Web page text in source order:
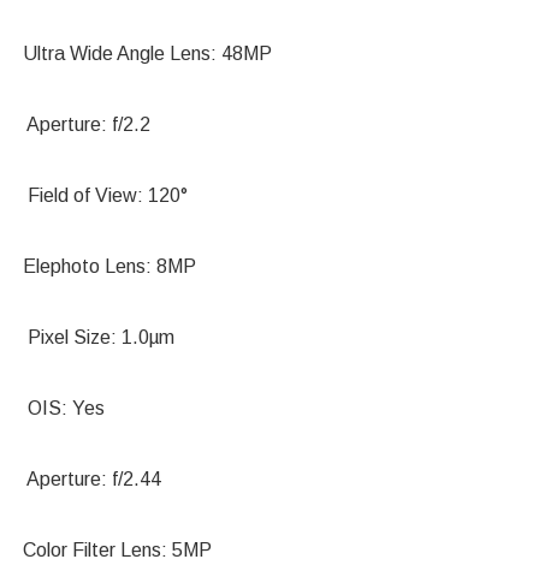
Ultra Wide Angle Lens: 48MP
Aperture: f/2.2
Field of View: 120°
Elephoto Lens: 8MP
Pixel Size: 1.0µm
OIS: Yes
Aperture: f/2.44
Color Filter Lens: 5MP